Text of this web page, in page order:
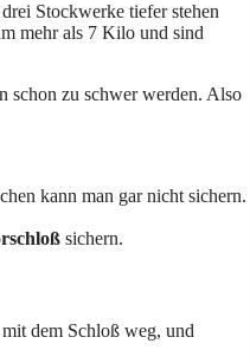
Stockwerke tiefer stehen
mehr als 7 Kilo und sind
schon zu schwer werden. Also
kann man gar nicht sichern.
sichern.
dem Schloß weg, und